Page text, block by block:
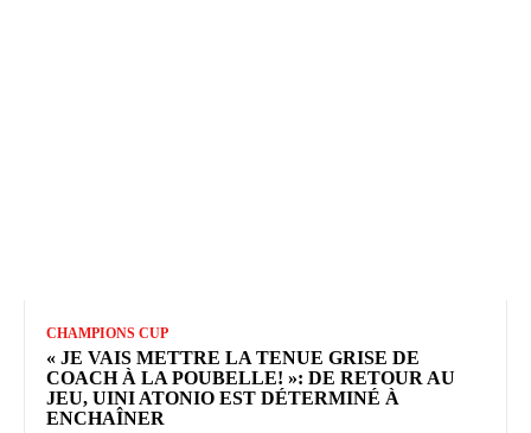
CHAMPIONS CUP
« JE VAIS METTRE LA TENUE GRISE DE
COACH À LA POUBELLE! »: DE RETOUR AU
JEU, UINI ATONIO EST DÉTERMINÉ À
ENCHAÎNER